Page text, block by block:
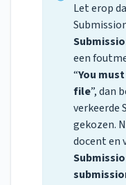
Let erop
een
“You
file”, dan
verkeerde
gekozen.
docent en